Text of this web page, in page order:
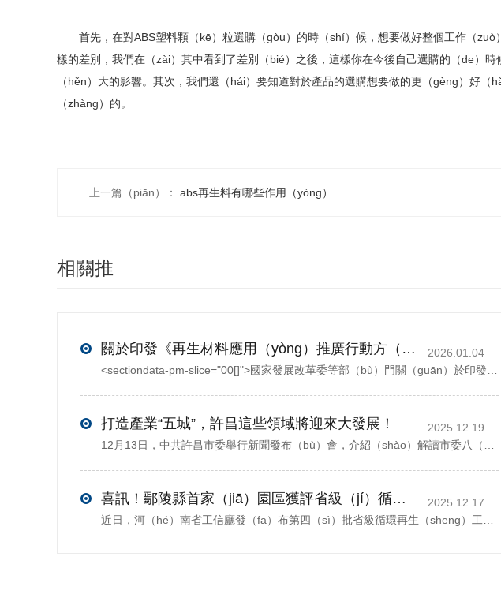
首先，在對ABS塑料顆（kē）粒選購（gòu）的時（shí）候，想要做好整個工作（zuò
樣的差別，我們在（zài）其中看到了差別（bié）之後，這樣你在今後自己選購的（de）
（hěn）大的影響。其次，我們還（hái）要知道對於產品的選購想要做的更（gèng）好
（zhàng）的。
上一篇（piān）： abs再生料有哪些作用（yòng）
相關推
關於印發《再生材料應用（yòng）推廣行動方（fāng）案》的通知(發改環（huán）資〔2025〕1681號)
2026.01.04
打造產業“五城”，許昌這些領域將迎來大發展！
2025.12.19
喜訊！鄢陵縣首家（jiā）園區獲評省級（jí）循環再生工業園
2025.12.17